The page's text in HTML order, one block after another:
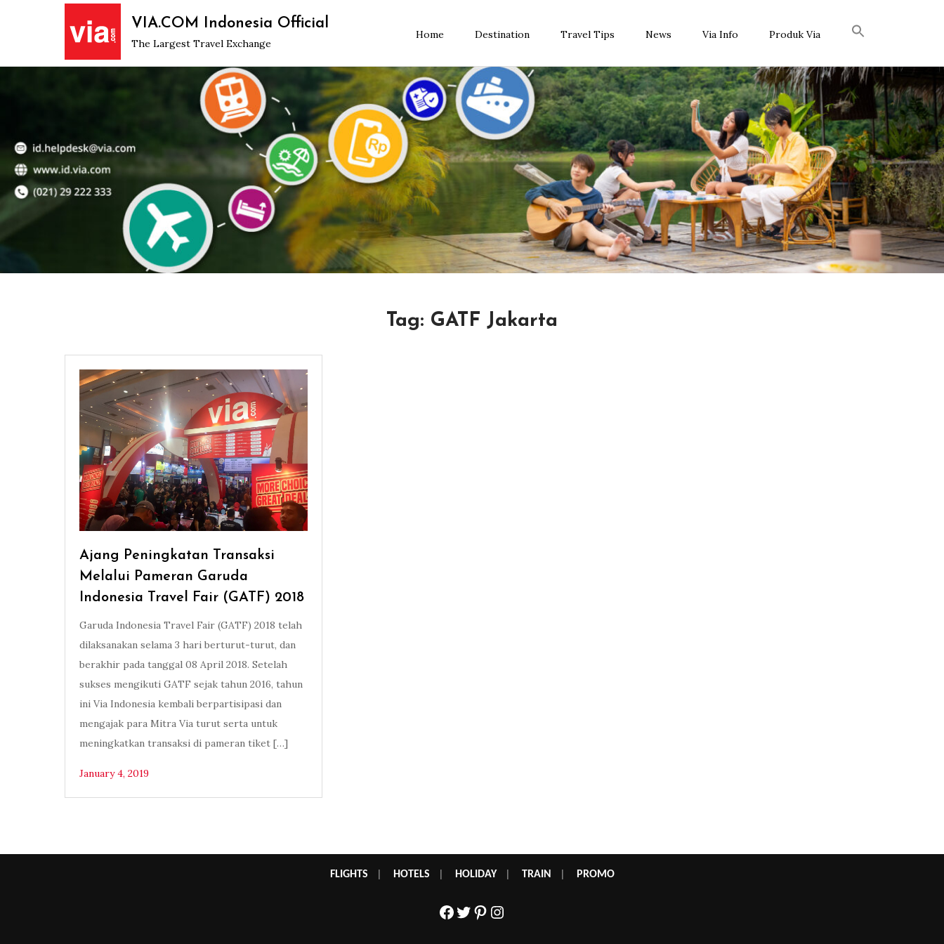
VIA.COM Indonesia Official
The Largest Travel Exchange
Home Destination Travel Tips News Via Info Produk Via
Tag: GATF Jakarta
Ajang Peningkatan Transaksi
Melalui Pameran Garuda
Indonesia Travel Fair (GATF) 2018
Garuda Indonesia Travel Fair (GATF) 2018 telah
dilaksanakan selama 3 hari berturut-turut, dan
berakhir pada tanggal 08 April 2018. Setelah
sukses mengikuti GATF sejak tahun 2016, tahun
ini Via Indonesia kembali berpartisipasi dan
mengajak para Mitra Via turut serta untuk
meningkatkan transaksi di pameran tiket […]
January 4, 2019
FLIGHTS HOTELS HOLIDAY| TRAIN PROMO
Facebook
Twitter
Pinterest
Instagram